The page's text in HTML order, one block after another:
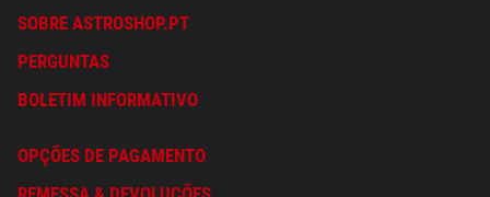
SOBRE ASTROSHOP.PT
PERGUNTAS
BOLETIM INFORMATIVO
OPÇÕES DE PAGAMENTO